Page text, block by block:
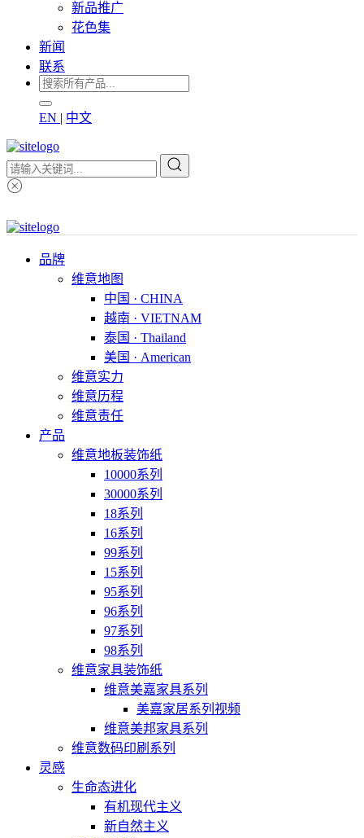
新品推广
花色集
新闻
联系
EN | 中文
品牌
维意地图
中国 · CHINA
越南 · VIETNAM
泰国 · Thailand
美国 · American
维意实力
维意历程
维意责任
产品
维意地板装饰纸
10000系列
30000系列
18系列
16系列
99系列
15系列
95系列
96系列
97系列
98系列
维意家具装饰纸
维意美嘉家具系列
美嘉家居系列视频
维意美邦家具系列
维意数码印刷系列
灵感
生命态进化
有机现代主义
新自然主义